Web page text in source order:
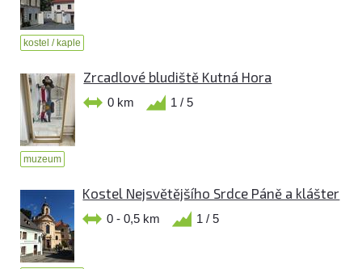
kostel / kaple
Zrcadlové bludiště Kutná Hora
0 km 1 / 5
muzeum
Kostel Nejsvětějšího Srdce Páně a klášter
0 - 0,5 km 1 / 5